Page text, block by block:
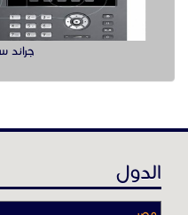
عن موقع حراج خدمة